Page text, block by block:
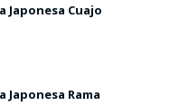
Japonesa Cuajo
Japonesa Rama